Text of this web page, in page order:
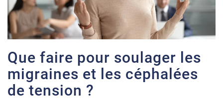
Que faire pour soulager les
migraines et les céphalées
de tension ?